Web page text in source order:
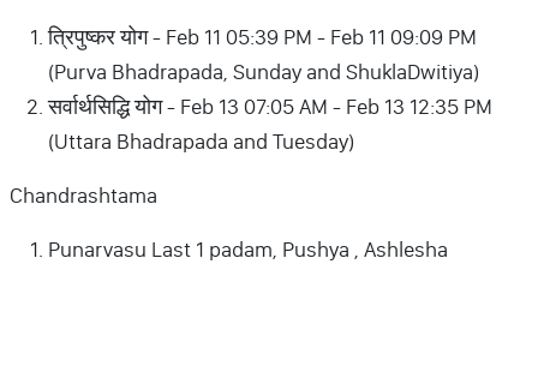
त्रिपुष्कर योग - Feb 11 05:39 PM - Feb 11 09:09 PM
(Purva Bhadrapada, Sunday and ShuklaDwitiya)
सर्वार्थसिद्धि योग - Feb 13 07:05 AM - Feb 13 12:35 PM
(Uttara Bhadrapada and Tuesday)
Chandrashtama
Punarvasu Last 1 padam, Pushya , Ashlesha